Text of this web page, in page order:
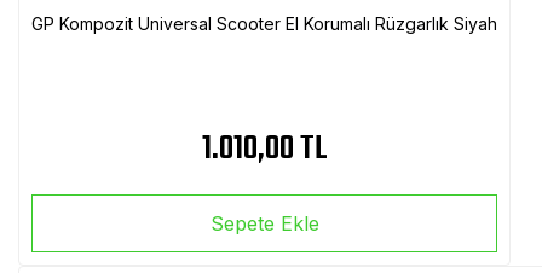
GP Kompozit Universal Scooter El Korumalı Rüzgarlık Siyah
1.010,00 TL
Sepete Ekle